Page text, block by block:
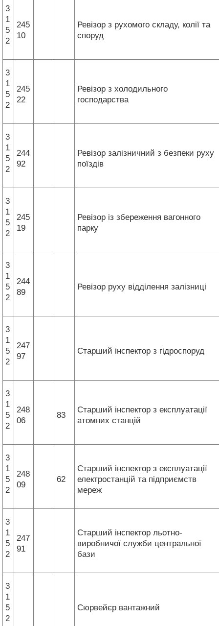
3
1
5
2
245
10
Ревізор з рухомого складу, колії та
споруд
3
1
5
2
245
22
Ревізор з холодильного
господарства
3
1
5
2
244
92
Ревізор залізничний з безпеки руху
поїздів
3
1
5
2
245
19
Ревізор із збереження вагонного
парку
3
1
5
2
244
89
Ревізор руху відділення залізниці
3
1
5
2
247
97
Старший інспектор з гідроспоруд
3
1
5
2
248
06
83
Старший інспектор з експлуатації
атомних станцій
3
1
5
2
248
09
62
Старший інспектор з експлуатації
електростанцій та підприємств
мереж
3
1
5
2
247
91
Старший інспектор льотно-
виробничої служби центральної
бази
3
1
5
2
Сюрвейєр вантажний